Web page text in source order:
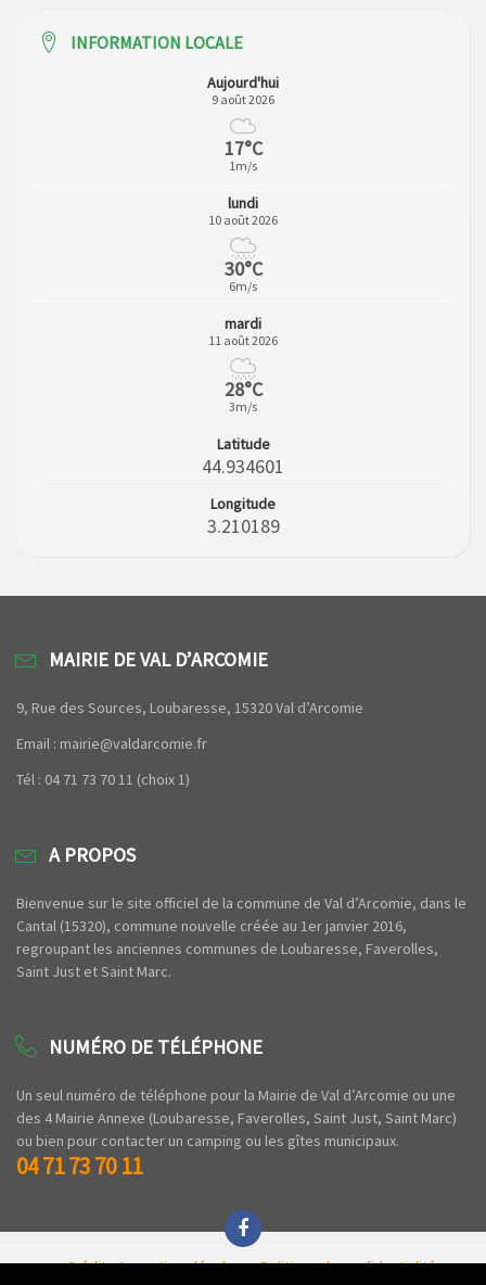
INFORMATION LOCALE
Aujourd'hui
9 août 2026
17°C
1m/s
lundi
10 août 2026
30°C
6m/s
mardi
11 août 2026
28°C
3m/s
Latitude
44.934601
Longitude
3.210189
MAIRIE DE VAL D’ARCOMIE
9, Rue des Sources, Loubaresse, 15320 Val d’Arcomie
Email : mairie@valdarcomie.fr
Tél : 04 71 73 70 11 (choix 1)
A PROPOS
Bienvenue sur le site officiel de la commune de Val d’Arcomie, dans le
Cantal (15320), commune nouvelle créée au 1er janvier 2016,
regroupant les anciennes communes de Loubaresse, Faverolles,
Saint Just et Saint Marc.
NUMÉRO DE TÉLÉPHONE
Un seul numéro de téléphone pour la Mairie de Val d’Arcomie ou une
des 4 Mairie Annexe (Loubaresse, Faverolles, Saint Just, Saint Marc)
ou bien pour contacter un camping ou les gîtes municipaux.
04 71 73 70 11
Crédits & mentions légales
Politique de confidentialité